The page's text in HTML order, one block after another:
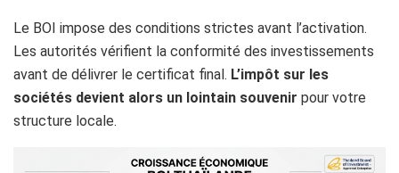
Le BOI impose des conditions strictes avant l’activation.
Les autorités vérifient la conformité des investissements
avant de délivrer le certificat final. L’impôt sur les
sociétés devient alors un lointain souvenir pour votre
structure locale.